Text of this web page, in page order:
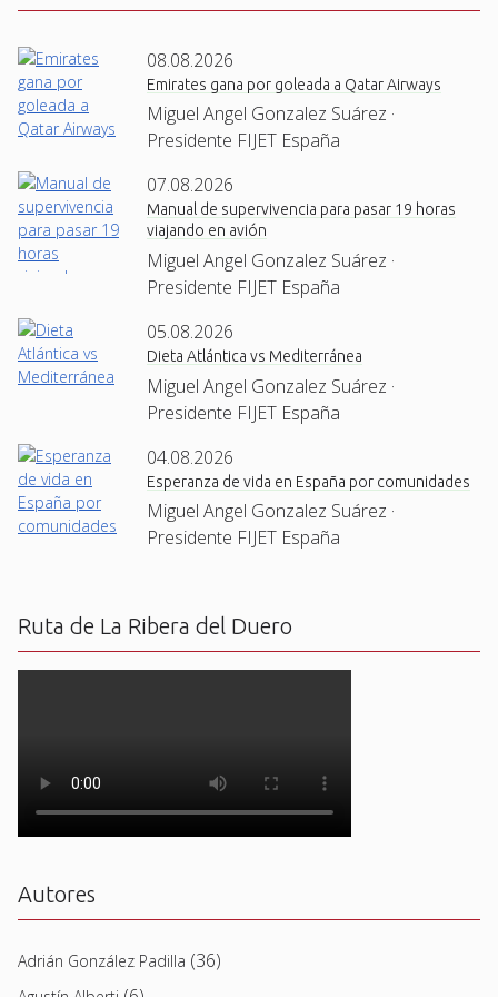
08.08.2026
Emirates gana por goleada a Qatar Airways
Miguel Angel Gonzalez Suárez ·
Presidente FIJET España
07.08.2026
Manual de supervivencia para pasar 19 horas
viajando en avión
Miguel Angel Gonzalez Suárez ·
Presidente FIJET España
05.08.2026
Dieta Atlántica vs Mediterránea
Miguel Angel Gonzalez Suárez ·
Presidente FIJET España
04.08.2026
Esperanza de vida en España por comunidades
Miguel Angel Gonzalez Suárez ·
Presidente FIJET España
Ruta de La Ribera del Duero
Autores
Adrián González Padilla (36)